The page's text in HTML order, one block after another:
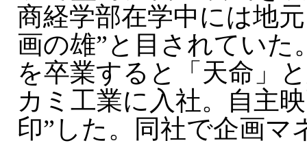
商経学部在学中には地
画の雄”と目されていた
を卒業すると「天命」
カミ工業に入社。自主
印”した。同社で企画マ